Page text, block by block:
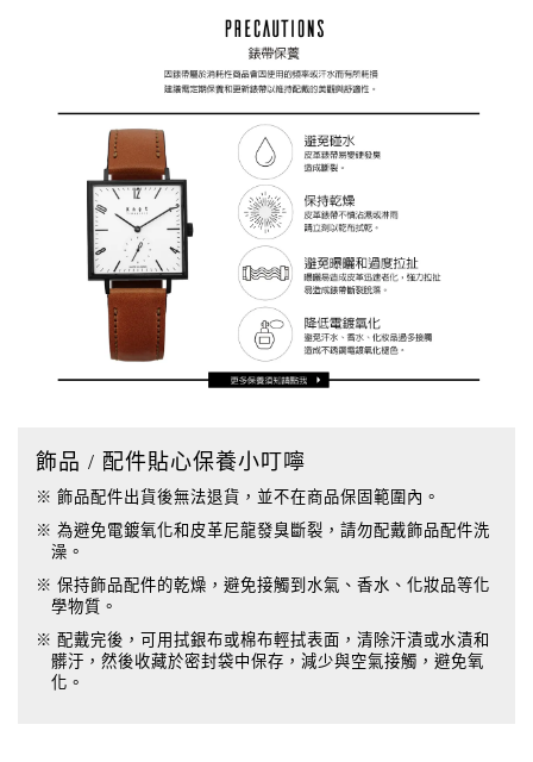
飾品 / 配件貼心保養小叮嚀
※ 飾品配件出貨後無法退貨，並不在商品保固範圍內。
※ 為避免電鍍氧化和皮革尼龍發臭斷裂，請勿配戴飾品配件洗
澡。
※ 保持飾品配件的乾燥，避免接觸到水氣、香水、化妝品等化
學物質。
※ 配戴完後，可用拭銀布或棉布輕拭表面，清除汗漬或水漬和
髒汙，然後收藏於密封袋中保存，減少與空氣接觸，避免氧
化。